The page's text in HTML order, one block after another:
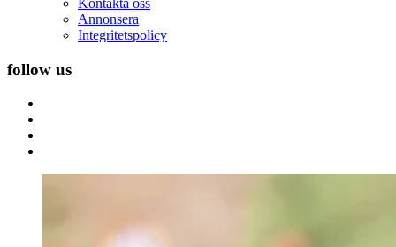
Kontakta oss
Annonsera
Integritetspolicy
follow us